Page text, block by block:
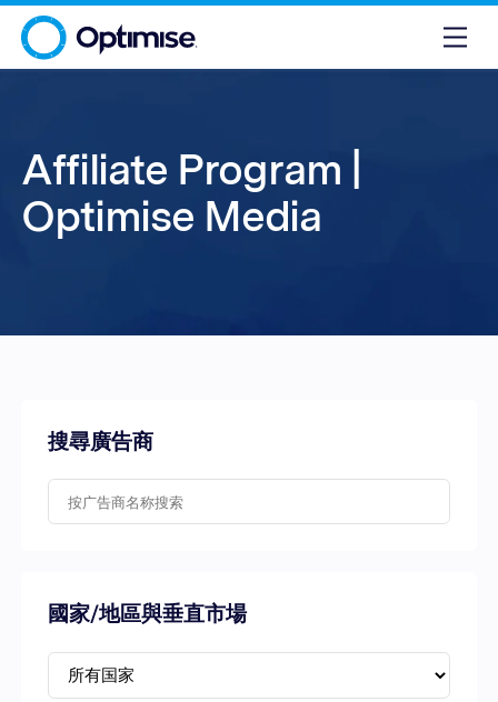
Affiliate Program |
Optimise Media
搜尋廣告商
國家/地區與垂直市場